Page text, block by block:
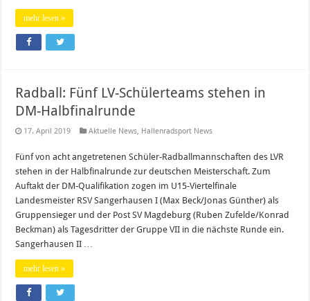
mehr lesen »
Radball: Fünf LV-Schülerteams stehen in
DM-Halbfinalrunde
17. April 2019 Aktuelle News, Hallenradsport News
Fünf von acht angetretenen Schüler-Radballmannschaften des LVR
stehen in der Halbfinalrunde zur deutschen Meisterschaft. Zum
Auftakt der DM-Qualifikation zogen im U15-Viertelfinale
Landesmeister RSV Sangerhausen I (Max Beck/Jonas Günther) als
Gruppensieger und der Post SV Magdeburg (Ruben Zufelde/Konrad
Beckman) als Tagesdritter der Gruppe VII in die nächste Runde ein.
Sangerhausen II …
mehr lesen »